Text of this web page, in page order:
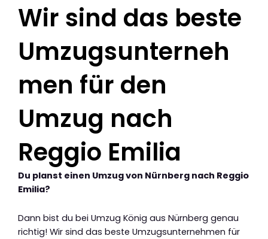
Wir sind das beste
Umzugsunterneh
men für den
Umzug nach
Reggio Emilia
Du planst einen Umzug von Nürnberg nach Reggio
Emilia?
Dann bist du bei Umzug König aus Nürnberg genau
richtig! Wir sind das beste Umzugsunternehmen für